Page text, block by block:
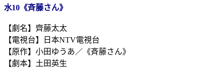
水10《斉藤さん》
【劇名】齊藤太太
【電視台】日本NTV電視台
【原作】小田ゆうあ／《斉藤さん》
【劇本】土田英生